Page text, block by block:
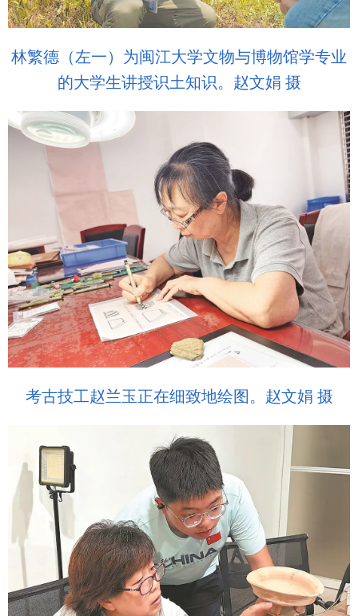
林繁德（左一）为闽江大学文物与博物馆学专业
的大学生讲授识土知识。赵文娟 摄
考古技工赵兰玉正在细致地绘图。赵文娟 摄